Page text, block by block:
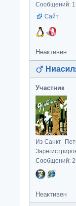
Сообщений:
Сайт
Неактивен
Участник
Из
Сообщений:
Неактивен